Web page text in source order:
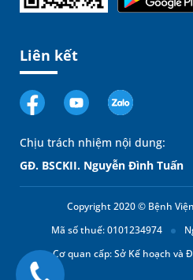
Liên kết
Chịu trách nhiệm nội dung:
GĐ. BSCKII. Nguyễn Đình Tuấn
Copyright 2020 © Bệnh
Mã số thuế: 0101234974
Cơ quan cấp: Sở Kế hoạch và